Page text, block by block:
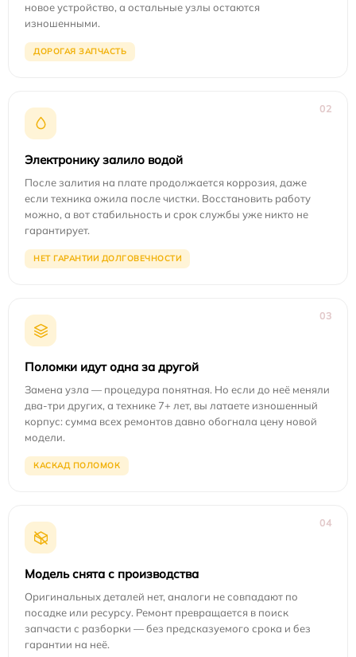
новое устройство, а остальные узлы остаются
изношенными.
ДОРОГАЯ ЗАПЧАСТЬ
02
Электронику залило водой
После залития на плате продолжается коррозия, даже
если техника ожила после чистки. Восстановить работу
можно, а вот стабильность и срок службы уже никто не
гарантирует.
НЕТ ГАРАНТИИ ДОЛГОВЕЧНОСТИ
03
Поломки идут одна за другой
Замена узла — процедура понятная. Но если до неё меняли
два-три других, а технике 7+ лет, вы латаете изношенный
корпус: сумма всех ремонтов давно обогнала цену новой
модели.
КАСКАД ПОЛОМОК
04
Модель снята с производства
Оригинальных деталей нет, аналоги не совпадают по
посадке или ресурсу. Ремонт превращается в поиск
запчасти с разборки — без предсказуемого срока и без
гарантии на неё.